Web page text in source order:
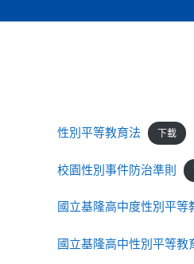
性別平等教育法 下載
校園性別事件防治準則
國立基隆高中度性別平等
國立基隆高中性別平等教